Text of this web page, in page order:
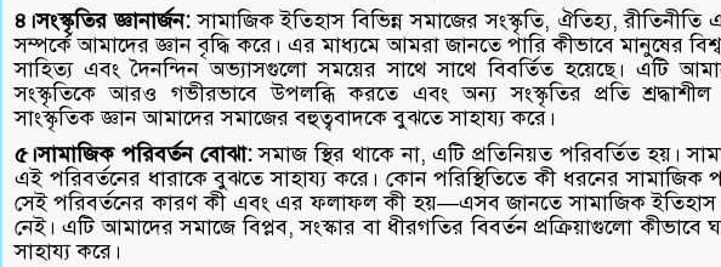
৪।সংস্কৃতির জ্ঞানার্জন:সামাজিক ইতিহাস বিভিন্ন সমাজের সংস্কৃতি, ঐতিহ্য, রীতিনীতি
সম্পর্কে আমাদের জ্ঞান বৃদ্ধি করে। এর মাধ্যমে আমরা জানতে পারি কীভাবে মানুষের
সাহিত্য এবং দৈনন্দিন অভ্যাসগুলো সময়ের সাথে সাথে বিবর্তিত হয়েছে। এটি
সংস্কৃতিকে আরও গভীরভাবে উপলব্ধি করতে এবং অন্য সংস্কৃতির প্রতি শ্রদ্ধাশীল
সাংস্কৃতিক জ্ঞান আমাদের সমাজের বহুত্ববাদকে বুঝতে সাহায্য করে।
৫।সামাজিক পরিবর্তন বোঝা:সমাজ স্থির থাকে না, এটি প্রতিনিয়ত পরিবর্তিত হয়।
এই পরিবর্তনের ধারাকে বুঝতে সাহায্য করে। কোন পরিস্থিতিতে কী ধরনের সামাজিক
সেই পরিবর্তনের কারণ কী এবং এর ফলাফল কী হয়—এসব জানতে সামাজিক ইতিহাস
নেই। এটি আমাদের সমাজে বিপ্লব, সংস্কার বা ধীরগতির বিবর্তন প্রক্রিয়াগুলো কীভাবে
সাহায্য করে।